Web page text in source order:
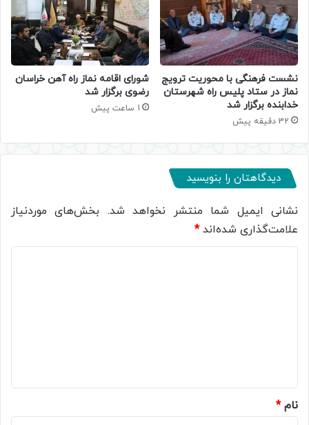
نشست فرهنگی با محوریت ترویج
نماز در ستاد پلیس راه شهرستان
خدابنده برگزار شد
32 دقیقه پیش
شورای اقامه نماز راه آهن خراسان
رضوی برگزار شد
1 ساعت پیش
دیدگاهتان را بنویسید
نشانی ایمیل شما منتشر نخواهد شد. بخش‌های موردنیاز
علامت‌گذاری شده‌اند*
نام*